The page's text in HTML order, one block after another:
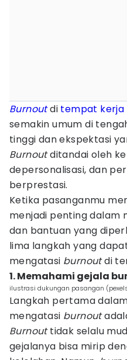
Burnoutdi tempat kerja
semakin umum di
tinggi dan ekspektasi
Burnoutditandai oleh
depersonalisasi, dan
berprestasi.
Ketika pasanganmu
menjadi penting dalam
dan bantuan yang
lima langkah yang
mengatasi burnoutdi
1. Memahami gejala
ilustrasi dukungan pasangan
Langkah pertama
mengatasi burnout
Burnouttidak selalu
gejalanya bisa mirip